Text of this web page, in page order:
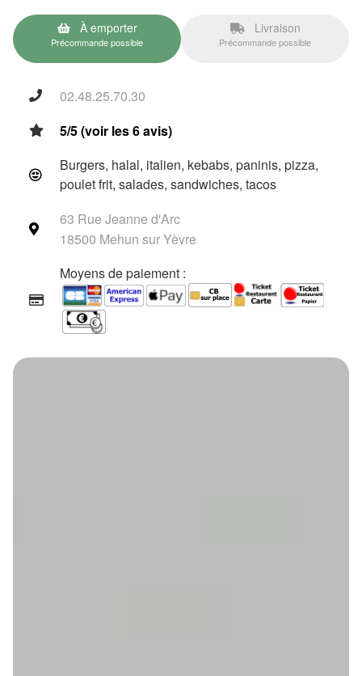
À emporter
Précommande possible
Livraison
Précommande possible
02.48.25.70.30
5/5 (voir les 6 avis)
Burgers, halal, italien, kebabs, paninis, pizza,
poulet frit, salades, sandwiches, tacos
63 Rue Jeanne d'Arc
18500 Mehun sur Yèvre
Moyens de paiement :